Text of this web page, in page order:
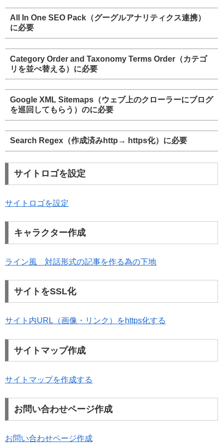
All In One SEO Pack（グーグルアナリティクス連携）
に必要
Category Order and Taxonomy Terms Order（カテゴ
リを並べ替える）に必要
Google XML Sitemaps（ウェブ上のクローラーにブログ
を巡回してもらう）のに必要
Search Regex（作成済みhttp→ https化）に必要
サイトロゴを設定
サイトロゴを設定
キャラクター作成
ライン風 対話形式の記事を作る為の下地
サイトをSSL化
サイト内URL（画像・リンク）をhttps化する
サイトマップ作成
サイトマップを作成する
お問い合わせページ作成
お問い合わせページ作成